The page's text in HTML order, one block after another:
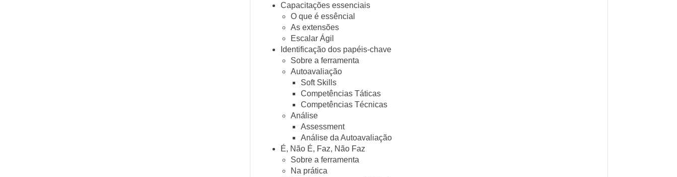
Capacitações essenciais
O que é essêncial
As extensões
Escalar Ágil
Identificação dos papéis-chave
Sobre a ferramenta
Autoavaliação
Soft Skills
Competências Táticas
Competências Técnicas
Análise
Assessment
Análise da Autoavaliação
É, Não É, Faz, Não Faz
Sobre a ferramenta
Na prática